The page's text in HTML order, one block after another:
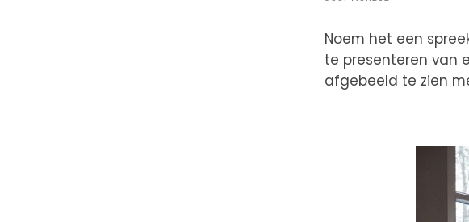
Noem het een
te presenteren van
afgebeeld te zien